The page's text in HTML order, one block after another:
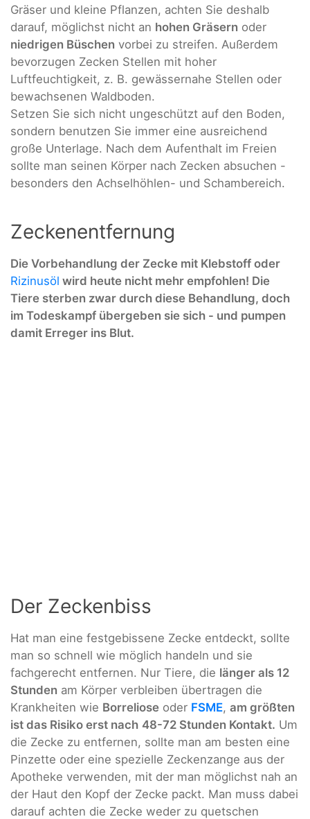
Gräser und kleine Pflanzen, achten Sie deshalb
darauf, möglichst nicht an hohen Gräsern oder
niedrigen Büschen vorbei zu streifen. Außerdem
bevorzugen Zecken Stellen mit hoher
Luftfeuchtigkeit, z. B. gewässernahe Stellen oder
bewachsenen Waldboden.
Setzen Sie sich nicht ungeschützt auf den Boden,
sondern benutzen Sie immer eine ausreichend
große Unterlage. Nach dem Aufenthalt im Freien
sollte man seinen Körper nach Zecken absuchen -
besonders den Achselhöhlen- und Schambereich.
Zeckenentfernung
Die Vorbehandlung der Zecke mit Klebstoff oder
Rizinusöl wird heute nicht mehr empfohlen! Die
Tiere sterben zwar durch diese Behandlung, doch
im Todeskampf übergeben sie sich - und pumpen
damit Erreger ins Blut.
Der Zeckenbiss
Hat man eine festgebissene Zecke entdeckt, sollte
man so schnell wie möglich handeln und sie
fachgerecht entfernen. Nur Tiere, die länger als 12
Stunden am Körper verbleiben übertragen die
Krankheiten wie Borreliose oder FSME, am größten
ist das Risiko erst nach 48-72 Stunden Kontakt. Um
die Zecke zu entfernen, sollte man am besten eine
Pinzette oder eine spezielle Zeckenzange aus der
Apotheke verwenden, mit der man möglichst nah an
der Haut den Kopf der Zecke packt. Man muss dabei
darauf achten die Zecke weder zu quetschen